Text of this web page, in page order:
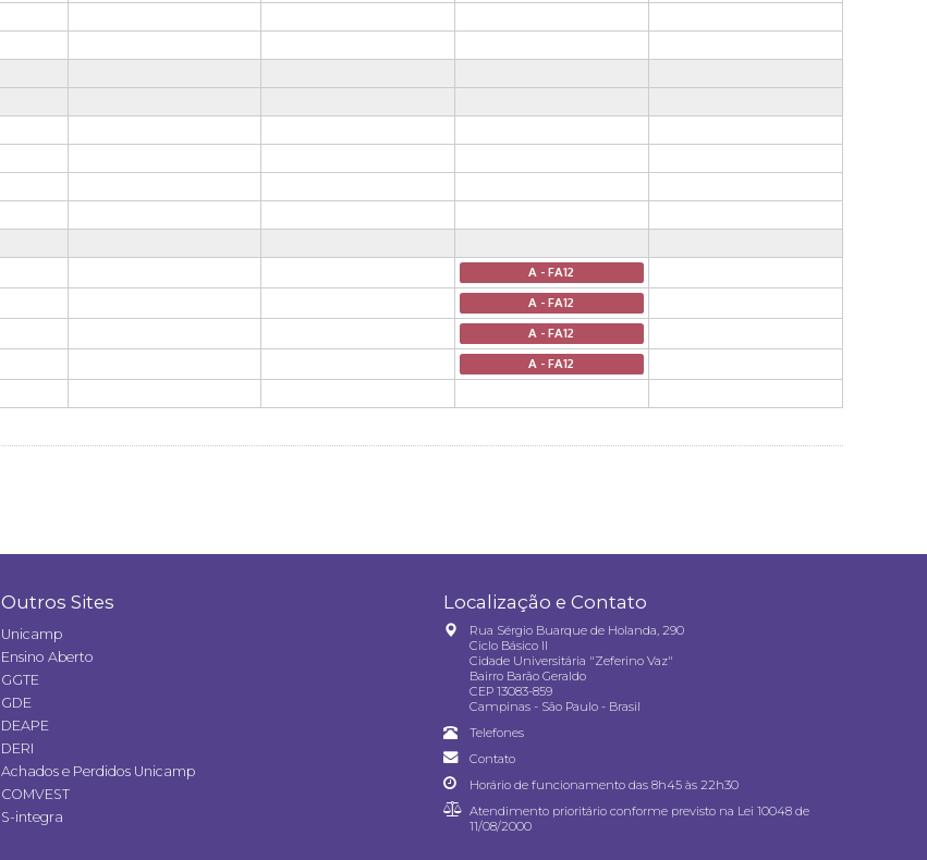
A - FA12
A - FA12
A - FA12
A - FA12
Outros Sites
Unicamp
Ensino Aberto
GGTE
GDE
DEAPE
DERI
Achados e Perdidos Unicamp
COMVEST
S-integra
Localização e Contato
Rua Sérgio Buarque de Holanda, 290
Ciclo Básico II
Cidade Universitária "Zeferino Vaz"
Bairro Barão Geraldo
CEP 13083-859
Campinas - São Paulo - Brasil
Telefones
Contato
Horário de funcionamento das 8h45 às 22h30
Atendimento prioritário conforme previsto na Lei 10048 de
11/08/2000